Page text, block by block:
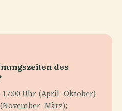
des
Uhr (April–Oktober)